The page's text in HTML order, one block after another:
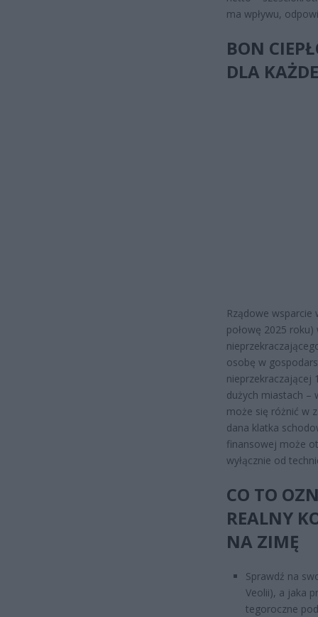
ma wpływu,
BON
DLA
Rządowe wsparcie
połowę 2025
osobę w
nieprzekraczającej
dużych miastach –
może się różnić w
dana klatka
finansowej może
wyłącznie od
CO TO
REALNY
NA ZIMĘ
Sprawdź na
Veolii), a jaka
tegoroczne